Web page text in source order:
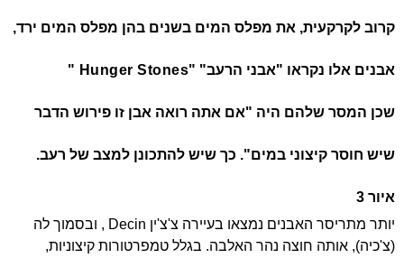
קרוב לקרקעית, את מפלס המים בשנים בהן מפלס המים ירד,
אבנים אלו נקראו "אבני הרעב" "Hunger Stones
"
שכן המסר שלהם היה "אם אתה רואה אבן זו פירוש הדבר
שיש חוסר קיצוני במים". כך שיש להתכונן למצב של רעב.
איור 3
יותר מתריסר האבנים נמצאו בעיירה צ'צ'ין Decin , ובסמוך לה
(צ'כיה), אותה חוצה נהר האלבה. בגלל טמפרטורות קיצוניות,